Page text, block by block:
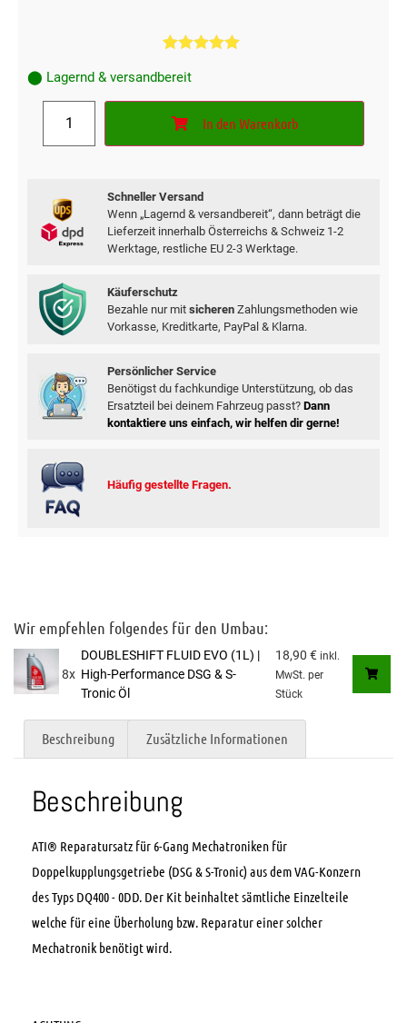
5.00von 5,
Kundenbewertung
⬤ Lagernd & versandbereit
In den Warenkorb
Schneller Versand
Wenn „Lagernd & versandbereit“, dann beträgt die
Lieferzeit innerhalb Österreichs & Schweiz 1-2
Werktage, restliche EU 2-3 Werktage.
Käuferschutz
Bezahle nur mit sicherenZahlungsmethoden wie
Vorkasse, Kreditkarte, PayPal & Klarna.
Persönlicher Service
Benötigst du fachkundige Unterstützung, ob das
Ersatzteil bei deinem Fahrzeug passt? Dann
kontaktiere uns einfach, wir helfen dir gerne!
Häufig gestellte Fragen.
Wir empfehlen folgendes für den Umbau:
8x
DOUBLESHIFT FLUID EVO (1L) |
High-Performance DSG & S-
Tronic Öl
18,90 € inkl.
MwSt. per
Stück
Beschreibung Zusätzliche Informationen
Beschreibung
ATI® Reparatursatz für 6-Gang Mechatroniken für
Doppelkupplungsgetriebe (DSG & S-Tronic) aus dem VAG-Konzern
des Typs DQ400 - 0DD. Der Kit beinhaltet sämtliche Einzelteile
welche für eine Überholung bzw. Reparatur einer solcher
Mechatronik benötigt wird.